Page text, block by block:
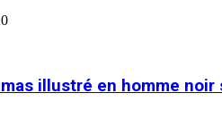
illustré en homme noir